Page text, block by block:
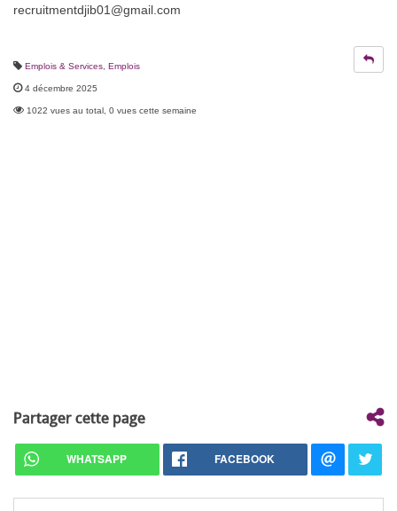
recruitmentdjib01@gmail.com
Emplois & Services Emplois
4 décembre 2025
1022 vues au total, 0 vues cette semaine
Partager cette page
WHATSAPP FACEBOOK